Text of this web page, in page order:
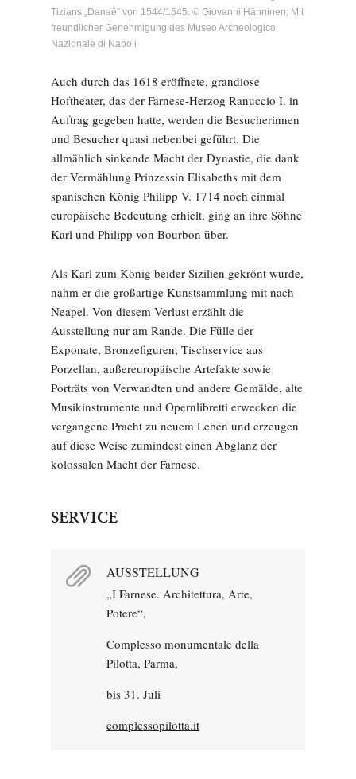
Tizians „Danaë“ von 1544/1545. © Giovanni Hänninen; Mit
freundlicher Genehmigung des Museo Archeologico
Nazionale di Napoli
Auch durch das 1618 eröffnete, grandiose
Hoftheater, das der Farnese-Herzog Ranuccio I. in
Auftrag gegeben hatte, werden die Besucherinnen
und Besucher quasi nebenbei geführt. Die
allmählich sinkende Macht der Dynastie, die dank
der Vermählung Prinzessin Elisabeths mit dem
spanischen König Philipp V. 1714 noch einmal
europäische Bedeutung erhielt, ging an ihre Söhne
Karl und Philipp von Bourbon über.
Als Karl zum König beider Sizilien gekrönt wurde,
nahm er die großartige Kunstsammlung mit nach
Neapel. Von diesem Verlust erzählt die
Ausstellung nur am Rande. Die Fülle der
Exponate, Bronzefiguren, Tischservice aus
Porzellan, außereuropäische Artefakte sowie
Porträts von Verwandten und andere Gemälde, alte
Musikinstrumente und Opernlibretti erwecken die
vergangene Pracht zu neuem Leben und erzeugen
auf diese Weise zumindest einen Abglanz der
kolossalen Macht der Farnese.
SERVICE
AUSSTELLUNG
„I Farnese. Architettura, Arte,
Potere“,
Complesso monumentale della
Pilotta, Parma,
bis 31. Juli
complessopilotta.it